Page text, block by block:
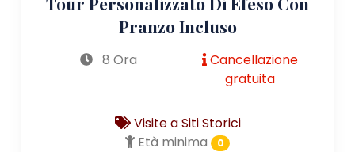
Pranzo Incluso
8 Ora
Cancellazione
gratuita
Visite a Siti Storici
Età minima
0